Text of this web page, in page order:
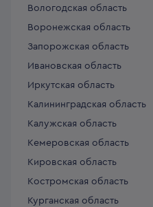
Вологодская область
Воронежская область
Запорожская область
Ивановская область
Иркутская область
Калининградская область
Калужская область
Кемеровская область
Кировская область
Костромская область
Курганская область